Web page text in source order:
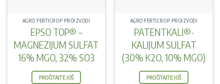
AGRO FERTICROP PROIZVODI
EPSO TOP® –
MAGNEZIJUM SULFAT
16% MGO, 32% SO3
PROČITAJTE JOŠ
AGRO FERTICROP PROIZVODI
PATENTKALI®-
KALIJUM SULFAT
(30% K2O, 10% MGO)
PROČITAJTE JOŠ